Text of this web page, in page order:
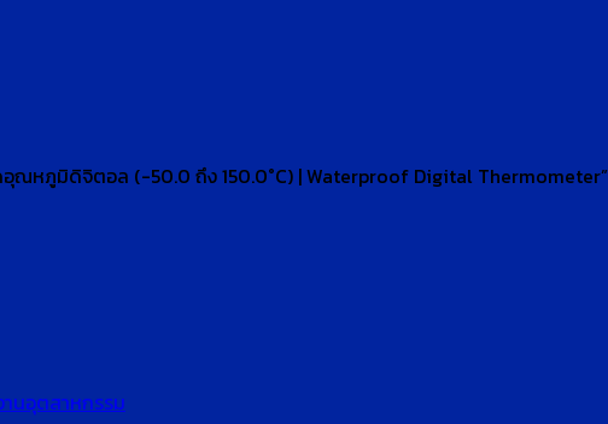
นอุตสาหกรรม
อุณหภูมิดิจิตอล (-50.0 ถึง 150.0°C) | Waterproof Digital Thermometer”